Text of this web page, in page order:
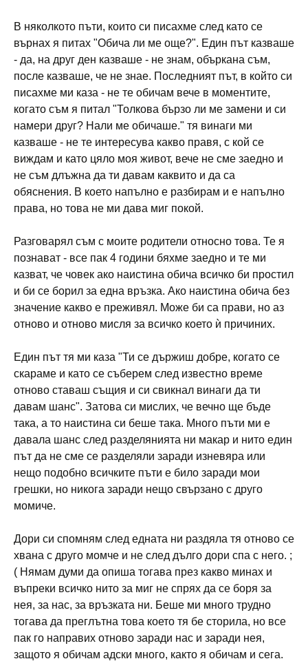
В няколкото пъти, които си писахме след като се
върнах я питах "Обича ли ме още?". Един път казваше
- да, на друг ден казваше - не знам, объркана съм,
после казваше, че не знае. Последният път, в който си
писахме ми каза - не те обичам вече в моментите,
когато съм я питал "Толкова бързо ли ме замени и си
намери друг? Нали ме обичаше." тя винаги ми
казваше - не те интересува какво правя, с кой се
виждам и като цяло моя живот, вече не сме заедно и
не съм длъжна да ти давам каквито и да са
обяснения. В което напълно е разбирам и е напълно
права, но това не ми дава миг покой.
Разговарял съм с моите родители относно това. Те я
познават - все пак 4 години бяхме заедно и те ми
казват, че човек ако наистина обича всичко би простил
и би се борил за една връзка. Ако наистина обича без
значение какво е преживял. Може би са прави, но аз
отново и отново мисля за всичко което ѝ причиних.
Един път тя ми каза "Ти се държиш добре, когато се
скараме и като се съберем след известно време
отново ставаш същия и си свикнал винаги да ти
давам шанс". Затова си мислих, че вечно ще бъде
така, а то наистина си беше така. Много пъти ми е
давала шанс след разделянията ни макар и нито един
път да не сме се разделяли заради изневяра или
нещо подобно всичките пъти е било заради мои
грешки, но никога заради нещо свързано с друго
момиче.
Дори си спомням след едната ни раздяла тя отново се
хвана с друго момче и не след дълго дори спа с него. ;
( Нямам думи да опиша тогава през какво минах и
въпреки всичко нито за миг не спрях да се боря за
нея, за нас, за връзката ни. Беше ми много трудно
тогава да преглътна това което тя бе сторила, но все
пак го направих отново заради нас и заради нея,
защото я обичам адски много, както я обичам и сега.